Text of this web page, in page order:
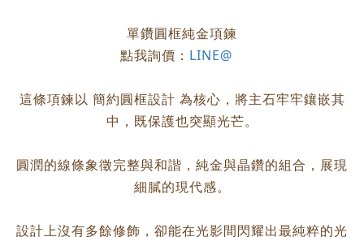
單鑽圓框純金項鍊
點我詢價： LINE@
這條項鍊以 簡約圓框設計 為核心，將主石牢牢鑲嵌其
中，既保護也突顯光芒。
圓潤的線條象徵完整與和諧，純金與晶鑽的組合，展現
細膩的現代感。
設計上沒有多餘修飾，卻能在光影間閃耀出最純粹的光